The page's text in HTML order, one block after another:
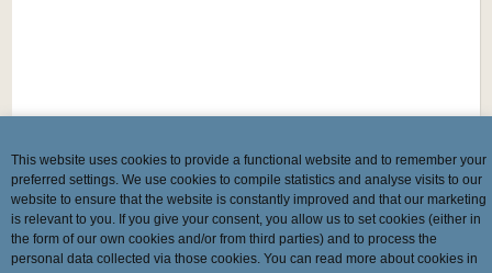
This website uses cookies to provide a functional website and to remember your
preferred settings. We use cookies to compile statistics and analyse visits to our
website to ensure that the website is constantly improved and that our marketing
is relevant to you. If you give your consent, you allow us to set cookies (either in
the form of our own cookies and/or from third parties) and to process the
personal data collected via those cookies. You can read more about cookies in